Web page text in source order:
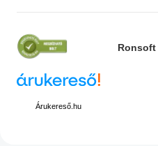
Ronsoft
Árukereső.hu